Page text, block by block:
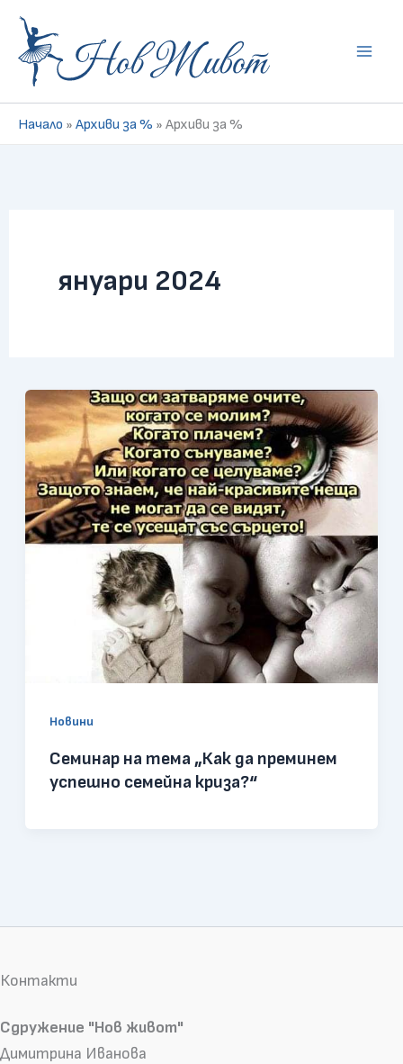
Skip
content
Начало » Архиви за % » Архиви за %
януари 2024
Новини
Семинар на тема „Как да преминем
успешно семейна криза?“
Контакти
Сдружение "Нов живот"
Димитрина Иванова